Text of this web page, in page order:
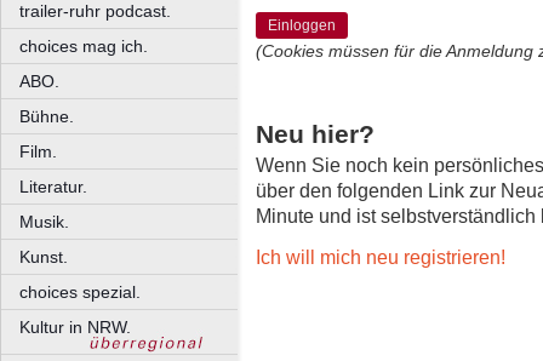
trailer-ruhr podcast.
choices mag ich.
ABO.
Bühne.
Film.
Literatur.
Musik.
Kunst.
choices spezial.
Kultur in NRW.
Einloggen
(Cookies müssen für die Anmeldung
Neu hier?
Wenn Sie noch kein
über den folgenden Link zur
Minute und ist selbstverständlich
Ich will mich neu registrieren!